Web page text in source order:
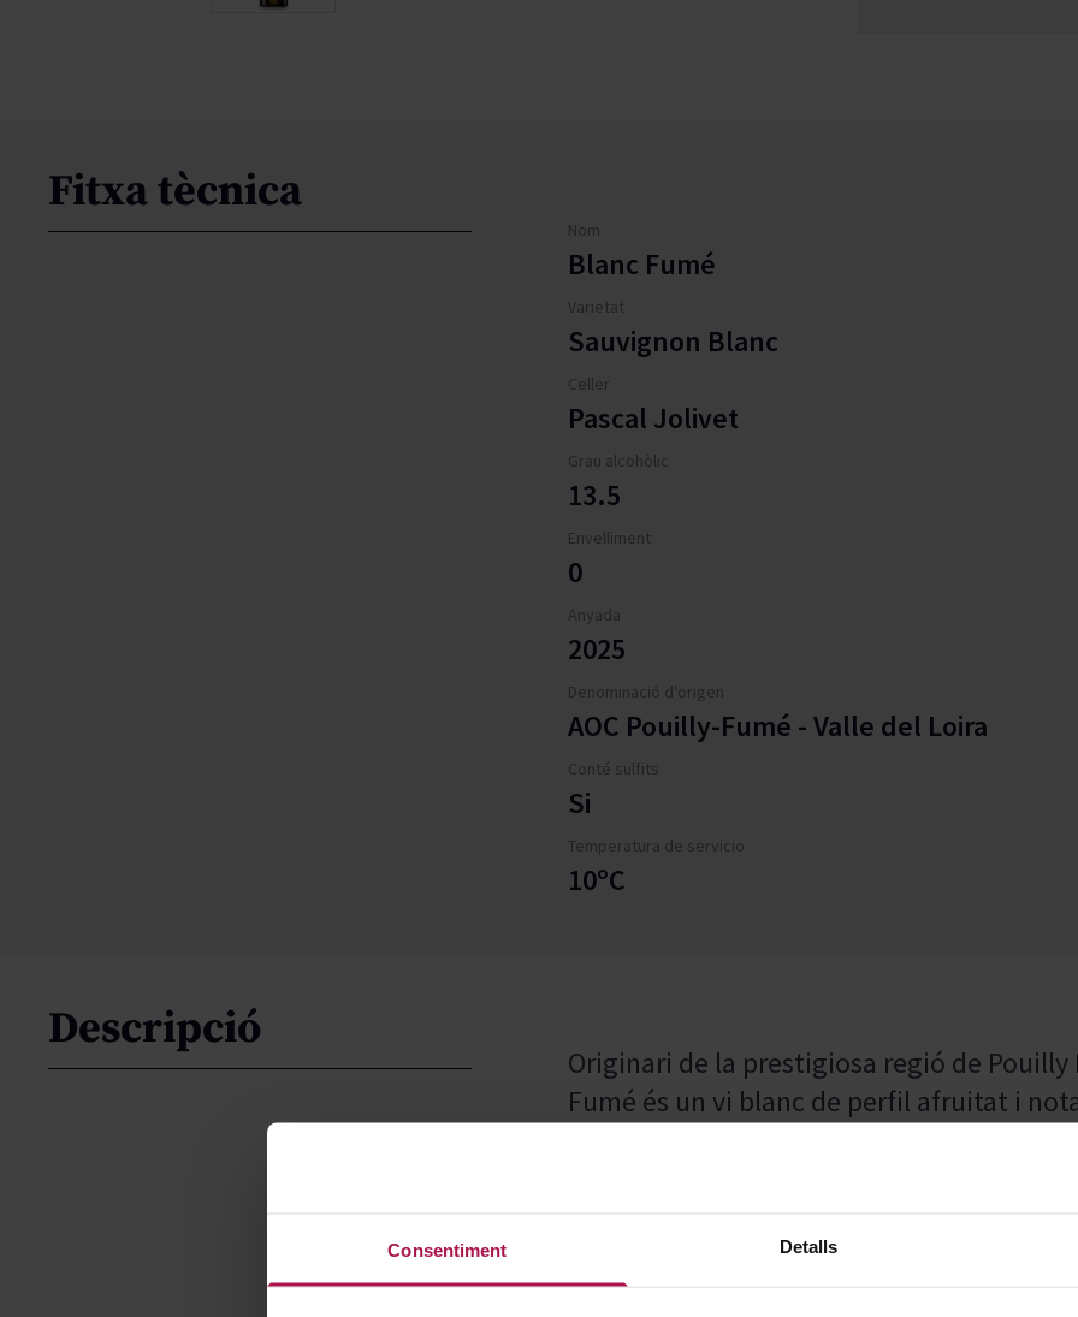
Consentiment Detalls
Fitxa tècnica
Nom
Blanc Fumé
Varietat
Sauvignon Blanc
Celler
Pascal Jolivet
Grau alcohòlic
13.5
Envelliment
0
Anyada
2025
Denominació d'origen
AOC Pouilly-Fumé - Valle del Loira
Conté sulfits
Si
Temperatura de servicio
10ºC
Descripció
Originari de la prestigiosa regió de Pouilly
Fumé és un vi blanc de perfil afruitat i
d'una acurada selecció de vinyes amb un
vinificació amb llevats autòctons i la seva
contribueixen a desenvolupar una
un vi concentrat, elegant i amb caràcter